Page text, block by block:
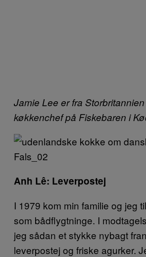
Jamie Lee er fra
køkkenchef på Fiskebaren i
Anh Lê: Leverpostej
I 1979 kom min familie og jeg
som bådflygtninge. I
jeg sådan et stykke nybagt
leverpostej og friske agurker.